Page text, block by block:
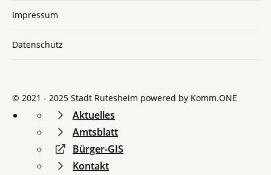
Impressum
Datenschutz
© 2021 - 2025 Stadt Rutesheim powered by Komm.ONE
Aktuelles
Amtsblatt
Bürger-GIS
Kontakt